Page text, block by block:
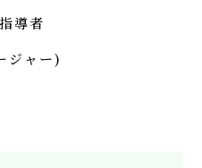
導者
ジャー)